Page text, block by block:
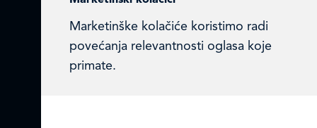
Online formular
Obavijest o Privatnosti i Kolačići
Marketinške kolačiće koristimo radi
povećanja relevantnosti oglasa koje
primate.